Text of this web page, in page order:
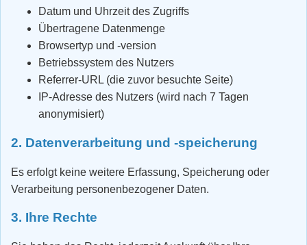
Datum und Uhrzeit des Zugriffs
Übertragene Datenmenge
Browsertyp und -version
Betriebssystem des Nutzers
Referrer-URL (die zuvor besuchte Seite)
IP-Adresse des Nutzers (wird nach 7 Tagen
anonymisiert)
2. Datenverarbeitung und -speicherung
Es erfolgt keine weitere Erfassung, Speicherung oder
Verarbeitung personenbezogener Daten.
3. Ihre Rechte